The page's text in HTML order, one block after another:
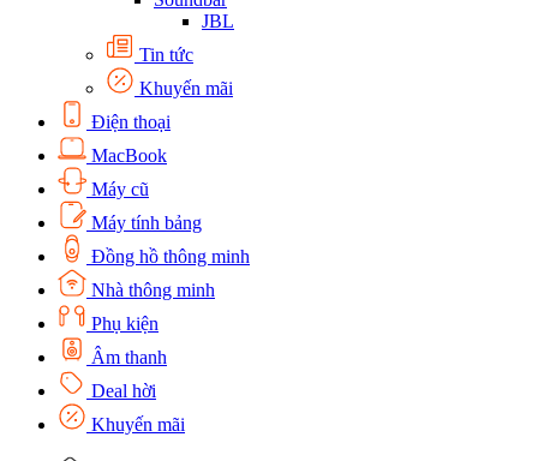
JBL
Tin tức
Khuyến mãi
Điện thoại
MacBook
Máy cũ
Máy tính bảng
Đồng hồ thông minh
Nhà thông minh
Phụ kiện
Âm thanh
Deal hời
Khuyến mãi